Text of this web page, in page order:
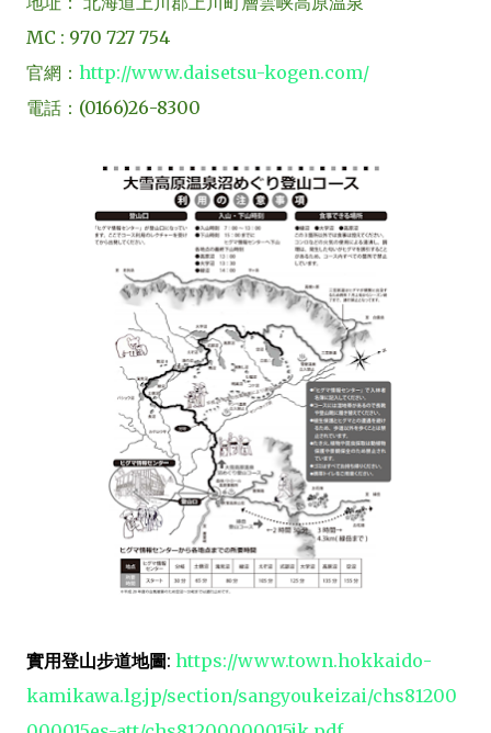
MC : 970 727 754
官網： http://www.daisetsu-kogen.com/
電話：(0166)26-8300
實用登山步道地圖: https://www.town.hokkaido-
kamikawa.lg.jp/section/sangyoukeizai/chs81200